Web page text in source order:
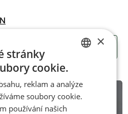
KOUPIT
ENGLISH
×
stránky
cookie.
reklam a analýze
soubory cookie.
používání našich